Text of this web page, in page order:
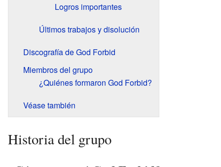
Logros importantes
Últimos trabajos y disolución
Discografía de God Forbid
Miembros del grupo
¿Quiénes formaron God Forbid?
Véase también
Historia del grupo